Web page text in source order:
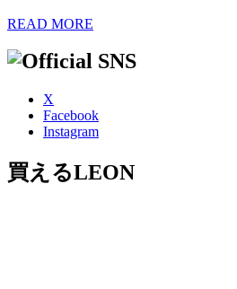
READ MORE
X
Facebook
Instagram
買えるLEON